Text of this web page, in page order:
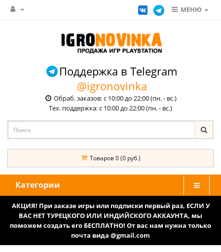
МЕНЮ
Поддержка в Telegram
@igronovinka
Обраб. заказов: с 10:00 до 22:00 (пн. - вс.)
Тех. поддержка: с 10:00 до 22:00 (пн. - вс.)
Товаров 0 (0 руб.)
Категории
АКЦИЯ! При заказе игры или подписки первый раз, ЕСЛИ У
ВАС НЕТ ТУРЕЦКОГО ИЛИ ИНДИЙСКОГО АККАУНТА, мы
поможем создать его БЕСПЛАТНО! От вас нам нужна только
почта вида @gmail.com